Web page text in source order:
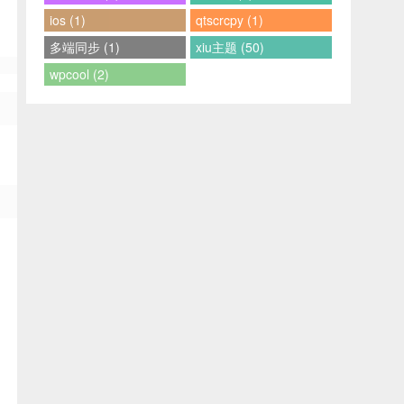
ios (1)
qtscrcpy (1)
多端同步 (1)
xiu主题 (50)
wpcool (2)